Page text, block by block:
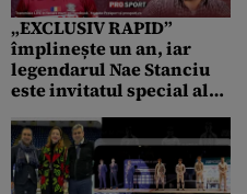
„EXCLUSIV RAPID”
împlinește un an, iar
legendarul Nae Stanciu
este invitatul special al
această seară